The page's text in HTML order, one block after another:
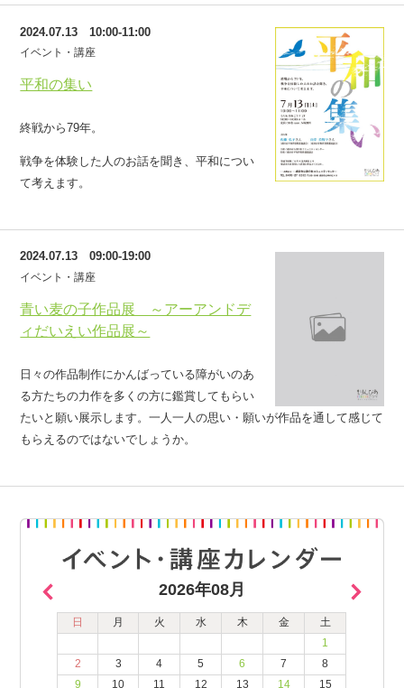
平和の集い
2024.07.13 10:00-11:00
イベント・講座
終戦から79年。
戦争を体験した人のお話を聞き、平和につい
て考えます。
青い麦の子作品展 ～アーアンドデ
ィだいえい作品展～
2024.07.13 09:00-19:00
イベント・講座
日々の作品制作にかんばっている障がいのあ
る方たちの力作を多くの方に鑑賞してもらい
たいと願い展示します。一人一人の思い・願いが作品を通して感じて
もらえるのではないでしょうか。
2026年08月
日 月 火 水 木 金
土
1
2
3 4 5 6 7
8
9
10 11 12 13 14
15